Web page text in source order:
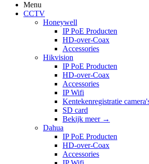
Menu
CCTV
Honeywell
IP PoE Producten
HD-over-Coax
Accessories
Hikvision
IP PoE Producten
HD-over-Coax
Accessories
IP Wifi
Kentekenregistratie
SD card
Bekijk meer →
Dahua
IP PoE Producten
HD-over-Coax
Accessories